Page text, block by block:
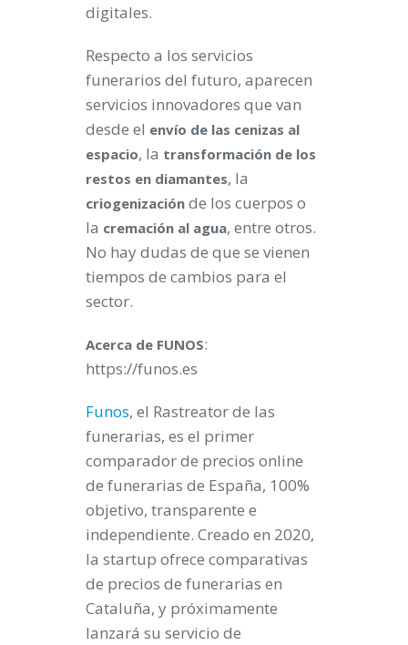
digitales.
Respecto a los servicios
funerarios del futuro, aparecen
servicios innovadores que van
desde el envío de las cenizas al
espacio, la transformación de los
restos en diamantes, la
criogenización de los cuerpos o
la cremación al agua, entre otros.
No hay dudas de que se vienen
tiempos de cambios para el
sector.
Acerca de FUNOS:
https://funos.es
Funos, el Rastreator de las
funerarias, es el primer
comparador de precios online
de funerarias de España, 100%
objetivo, transparente e
independiente. Creado en 2020,
la startup ofrece comparativas
de precios de funerarias en
Cataluña, y próximamente
lanzará su servicio de